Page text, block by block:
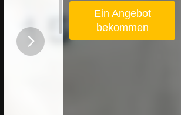
Ein Angebot
bekommen